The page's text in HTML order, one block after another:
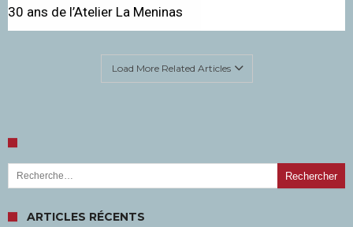
30 ans de l’Atelier La Meninas
Load More Related Articles
Rechercher :
ARTICLES RÉCENTS